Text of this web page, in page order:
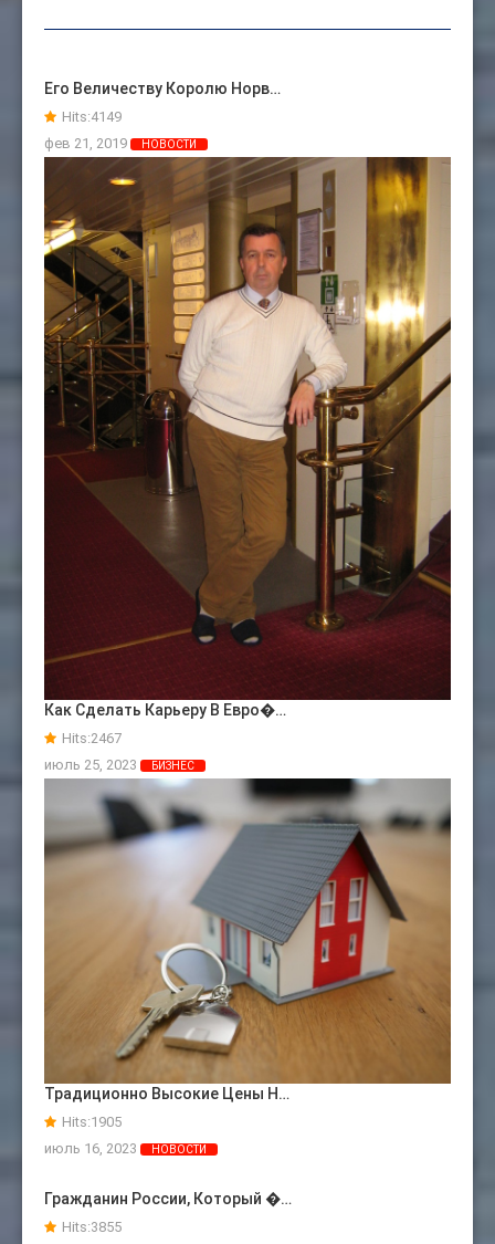
Его Величеству Королю Норв…
Hits:4149
фев 21, 2019
НОВОСТИ
Как Сделать Карьеру В Евро�…
Hits:2467
июль 25, 2023
БИЗНЕС
Традиционно Высокие Цены Н…
Hits:1905
июль 16, 2023
НОВОСТИ
Гражданин России, Который �…
Hits:3855